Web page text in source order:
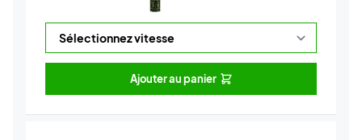
Ajouter au panier